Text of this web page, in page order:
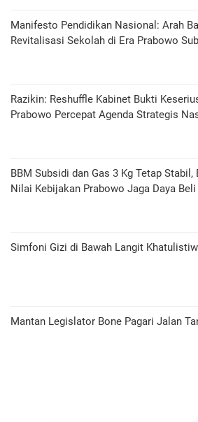
Manifesto Pendidikan Nasional: Arah
Revitalisasi Sekolah di Era Prabowo
Razikin: Reshuffle Kabinet Bukti
Prabowo Percepat Agenda Strategis
BBM Subsidi dan Gas 3 Kg Tetap Stabil,
Nilai Kebijakan Prabowo Jaga Daya Beli
​Simfoni Gizi di Bawah Langit
Mantan Legislator Bone Pagari Jalan